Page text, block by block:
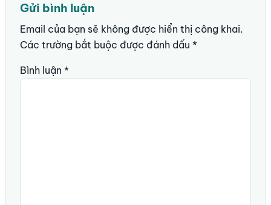
Gửi bình luận
Email của bạn sẽ không được hiển thị công khai.
Các trường bắt buộc được đánh dấu *
Bình luận *